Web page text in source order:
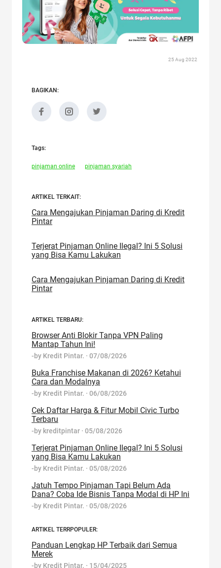
25 Aug 2022
BAGIKAN:
Tags:
pinjaman online pinjaman syariah
ARTIKEL TERKAIT:
Cara Mengajukan Pinjaman Daring di Kredit
Pintar
Terjerat Pinjaman Online Ilegal? Ini 5 Solusi
yang Bisa Kamu Lakukan
Cara Mengajukan Pinjaman Daring di Kredit
Pintar
ARTIKEL TERBARU:
Browser Anti Blokir Tanpa VPN Paling
Mantap Tahun Ini!
-by Kredit Pintar. · 07/08/2026
Buka Franchise Makanan di 2026? Ketahui
Cara dan Modalnya
-by Kredit Pintar. · 06/08/2026
Cek Daftar Harga & Fitur Mobil Civic Turbo
Terbaru
-by kreditpintar · 05/08/2026
Terjerat Pinjaman Online Ilegal? Ini 5 Solusi
yang Bisa Kamu Lakukan
-by Kredit Pintar. · 05/08/2026
Jatuh Tempo Pinjaman Tapi Belum Ada
Dana? Coba Ide Bisnis Tanpa Modal di HP Ini
-by Kredit Pintar. · 05/08/2026
ARTIKEL TERRPOPULER:
Panduan Lengkap HP Terbaik dari Semua
Merek
-by Kredit Pintar. · 15/04/2025